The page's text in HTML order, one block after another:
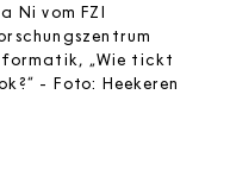
Ni vom FZI
„Wie tickt
- Foto: Heekeren